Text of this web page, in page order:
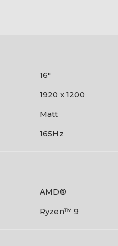
16"
1920 x 1200
Matt
165Hz
AMD®
Ryzen™ 9